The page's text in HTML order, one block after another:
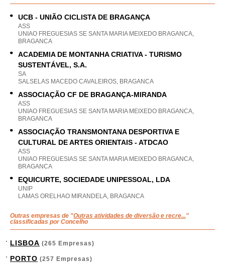
UCB - UNIÃO CICLISTA DE BRAGANÇA
ASS
UNIAO FREGUESIAS SE SANTA MARIA MEIXEDO BRAGANCA,
BRAGANCA
ACADEMIA DE MONTANHA CRIATIVA - TURISMO
SUSTENTÁVEL, S.A.
SA
SALSELAS MACEDO CAVALEIROS, BRAGANCA
ASSOCIAÇÃO CF DE BRAGANÇA-MIRANDA
ASS
UNIAO FREGUESIAS SE SANTA MARIA MEIXEDO BRAGANCA,
BRAGANCA
ASSOCIAÇÃO TRANSMONTANA DESPORTIVA E
CULTURAL DE ARTES ORIENTAIS - ATDCAO
ASS
UNIAO FREGUESIAS SE SANTA MARIA MEIXEDO BRAGANCA,
BRAGANCA
EQUICURTE, SOCIEDADE UNIPESSOAL, LDA
UNIP
LAMAS ORELHAO MIRANDELA, BRAGANCA
Outras empresas de "Outras atividades de diversão e recre..."
classificadas por Concelho
LISBOA (265 Empresas)
PORTO (257 Empresas)